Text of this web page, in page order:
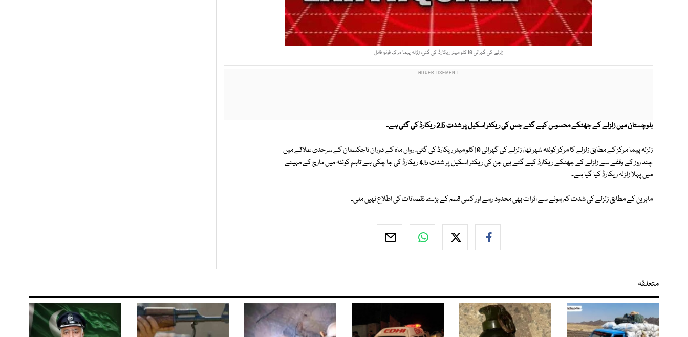
زلزلے کی گہرائی 10کلو میٹر ریکارڈ کی گئی، زلزلہ پیما مرکز۔ فوٹو: فائل
بلوچستان میں زلزلے کے جھٹکے محسوس کیے گئے جس کی ریکٹر اسکیل پر شدت 2.5 ریکارڈ کی گئی ہے۔
زلزلہ پیما مرکز کے مطابق زلزلے کا مرکز کوئٹہ شہر تھا، زلزلے کی گہرائی 10کلو میٹر ریکارڈ کی گئی، رواں ماہ کے دوران تاجکستان کے سرحدی علاقے میں
چند روز کے وقفے سے زلزلے کے جھٹکے ریکارڈ کیے گئے ہیں جن کی ریکٹر اسکیل پر شدت 4.5 ریکارڈ کی جا چکی ہے تاہم کوئٹہ میں مارچ کے مہینے
میں پہلا زلزلہ ریکارڈ کیا گیا ہے۔
ماہرین کے مطابق زلزلے کی شدت کم ہونے سے اثرات بھی محدود رہے اور کسی قسم کے بڑے نقصانات کی اطلاع نہیں ملی۔
متعلقہ